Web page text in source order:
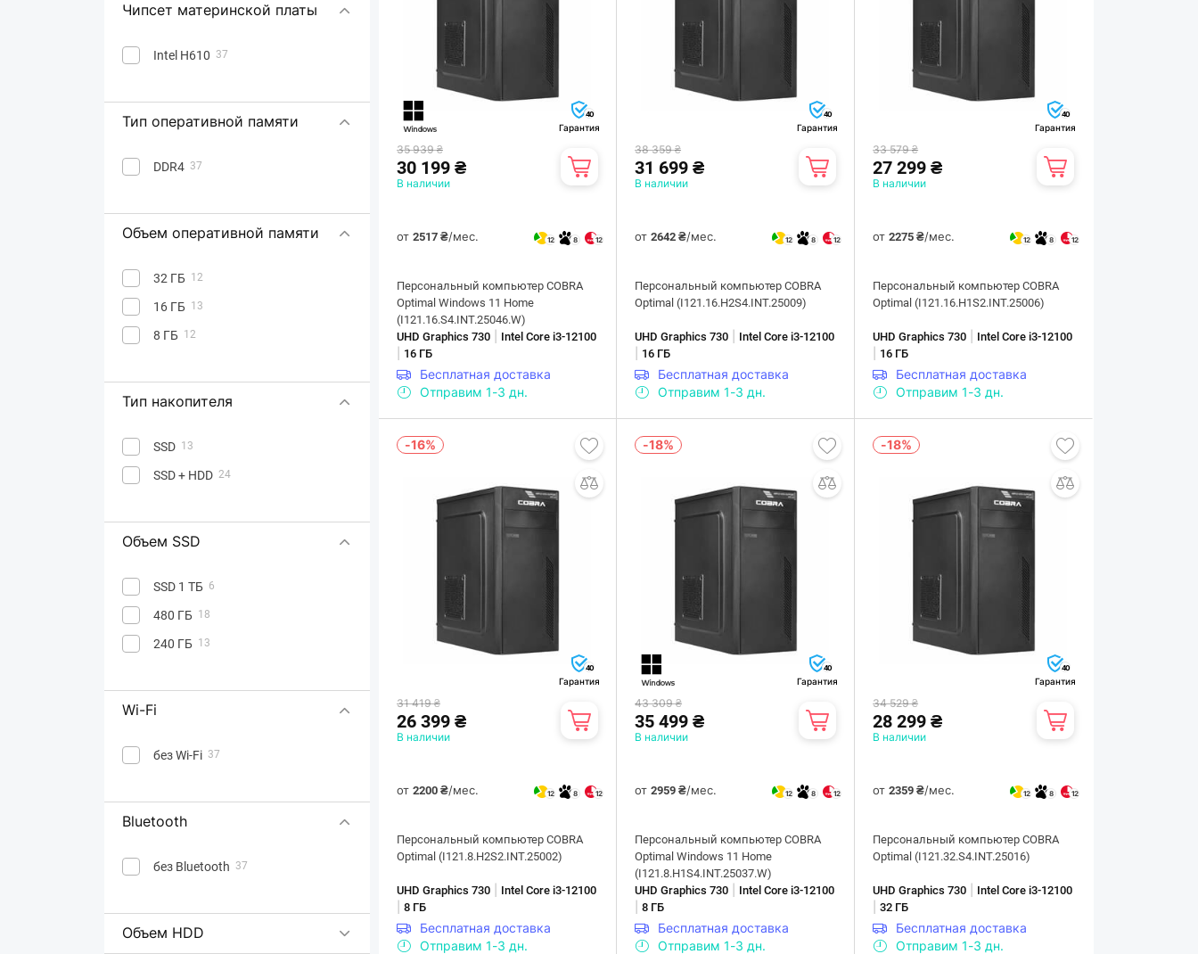
Чипсет материнской платы
Intel H610 37
Тип оперативной памяти
DDR4 37
Объем оперативной памяти
32 ГБ 12
16 ГБ 13
8 ГБ 12
Тип накопителя
SSD 13
SSD + HDD 24
Объем SSD
SSD 1 ТБ 6
480 ГБ 18
240 ГБ 13
Wi-Fi
без Wi-Fi 37
Bluetooth
без Bluetooth 37
Объем HDD
40
Гарантия
35 939 ₴
30 199 ₴
В наличии
от 2517 ₴/мес. 12 8 12
Персональный компьютер COBRA
Optimal Windows 11 Home
(I121.16.S4.INT.25046.W)
UHD Graphics 730
Intel Core i3-12100
16 ГБ
Бесплатная доставка
Отправим 1-3 дн.
40
Гарантия
38 359 ₴
31 699 ₴
В наличии
от2642 ₴/мес. 12 8 12
Персональный компьютер COBRA
Optimal (I121.16.H2S4.INT.25009)
UHD Graphics 730 Intel Core i3-12100
16 ГБ
Бесплатная доставка
Отправим 1-3 дн.
40
Гарантия
33 579 ₴
27 299 ₴
В наличии
от2275 ₴/мес. 12 8 12
Персональный компьютер COBRA
Optimal (I121.16.H1S2.INT.25006)
UHD Graphics 730 Intel Core i3-12100
16 ГБ
Бесплатная доставка
Отправим 1-3 дн.
-16%
40
Гарантия
31 419 ₴
26 399 ₴
В наличии
от 2200 ₴/мес. 12 8 12
Персональный компьютер COBRA
Optimal (I121.8.H2S2.INT.25002)
UHD Graphics 730 Intel Core i3-12100
8 ГБ
Бесплатная доставка
Отправим 1-3 дн.
-18%
40
Гарантия
43 309 ₴
35 499 ₴
В наличии
от2959 ₴/мес. 12 8 12
Персональный компьютер COBRA
Optimal Windows 11 Home
(I121.8.H1S4.INT.25037.W)
UHD Graphics 730
Intel Core i3-12100
|8 ГБ
Бесплатная доставка
Отправим 1-3 дн.
-18%
40
Гарантия
34 529 ₴
28 299 ₴
В наличии
от2359 ₴/мес. 12 8 12
Персональный компьютер COBRA
Optimal (I121.32.S4.INT.25016)
UHD Graphics 730 Intel Core i3-12100
|32 ГБ
Бесплатная доставка
Отправим 1-3 дн.